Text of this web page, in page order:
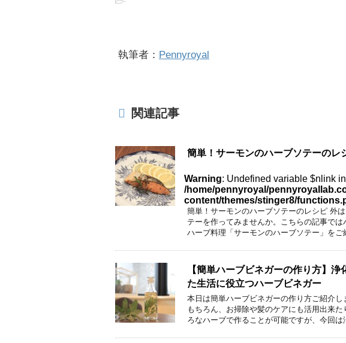
執筆者： Pennyroyal
関連記事
簡単！サーモンのハーブソテーのレ
Warning: Undefined variable $nlink in
/home/pennyroyal/
content/themes/stinger8/
簡単！サーモンのハーブソテーのレシピ 外
テーを作ってみませんか。こちらの記事で
ハーブ料理「サーモンのハーブソテー」を
【簡単ハーブビネガーの作り方】
た生活に役立つハーブビネガー
本日は簡単ハーブビネガーの作り方ご紹介
もちろん、お掃除や髪のケアにも活用出来
ろなハーブで作ることが可能ですが、今回